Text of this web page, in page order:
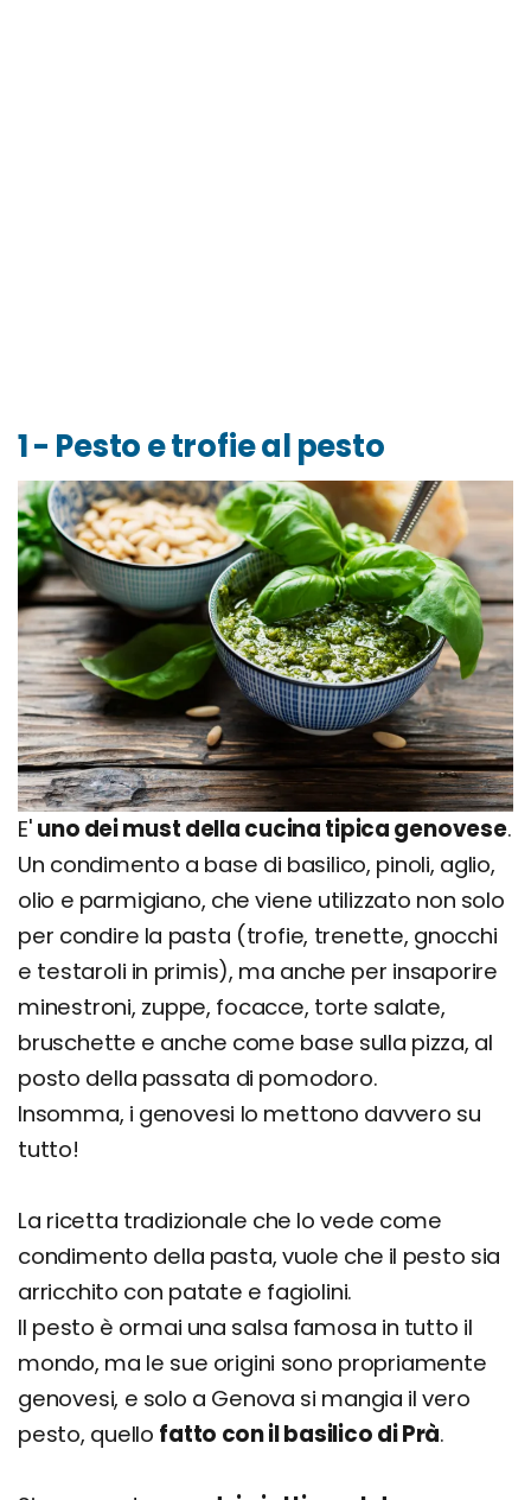
1 - Pesto e trofie al pesto
E' uno dei must della cucina tipica genovese.
Un condimento a base di basilico, pinoli, aglio,
olio e parmigiano, che viene utilizzato non solo
per condire la pasta (trofie, trenette, gnocchi
e testaroli in primis), ma anche per insaporire
minestroni, zuppe, focacce, torte salate,
bruschette e anche come base sulla pizza, al
posto della passata di pomodoro.
Insomma, i genovesi lo mettono davvero su
tutto!
La ricetta tradizionale che lo vede come
condimento della pasta, vuole che il pesto sia
arricchito con patate e fagiolini.
Il pesto è ormai una salsa famosa in tutto il
mondo, ma le sue origini sono propriamente
genovesi, e solo a Genova si mangia il vero
pesto, quello fatto con il basilico di Prà.